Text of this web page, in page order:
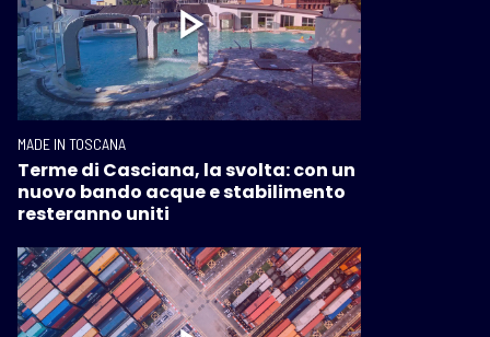
MADE IN TOSCANA
Terme di Casciana, la svolta: con un
nuovo bando acque e stabilimento
resteranno uniti